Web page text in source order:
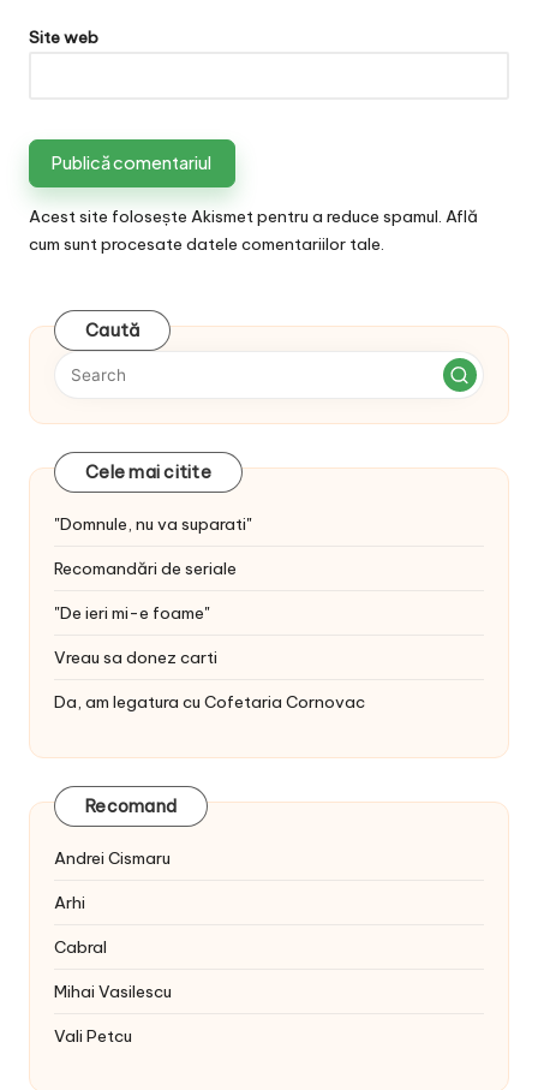
Site web
Acest site folosește Akismet pentru a reduce spamul. Află
cum sunt procesate datele comentariilor tale.
Caută
Cele mai citite
"Domnule, nu va suparati"
Recomandări de seriale
"De ieri mi-e foame"
Vreau sa donez carti
Da, am legatura cu Cofetaria Cornovac
Recomand
Andrei Cismaru
Arhi
Cabral
Mihai Vasilescu
Vali Petcu